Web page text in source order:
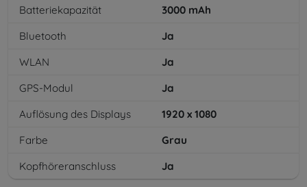
Batteriekapazität
3000 mAh
Bluetooth
Ja
WLAN
Ja
GPS-Modul
Ja
Auflösung des Displays
1920 x 1080
Farbe
Grau
Kopfhöreranschluss
Ja